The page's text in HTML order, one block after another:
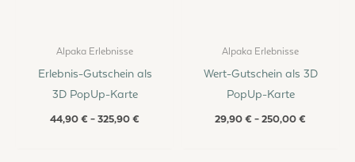
Alpaka Erlebnisse
Erlebnis-Gutschein als
3D PopUp-Karte
44,90€ –325,90€
Alpaka Erlebnisse
Wert-Gutschein als 3D
PopUp-Karte
29,90€ –250,00€